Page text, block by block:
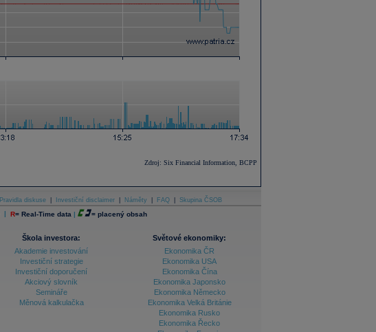
Zdroj: Six Financial Information, BCPP
Pravidla diskuse Investiční disclaimer Náměty FAQ Skupina ČSOB
| R= Real-Time data | = placený obsah
Škola investora:
Akademie investování
Investiční strategie
Investiční doporučení
Akciový slovník
Semináře
Měnová kalkulačka
Světové ekonomiky:
Ekonomika ČR
Ekonomika USA
Ekonomika Čína
Ekonomika Japonsko
Ekonomika Německo
Ekonomika Velká Británie
Ekonomika Rusko
Ekonomika Řecko